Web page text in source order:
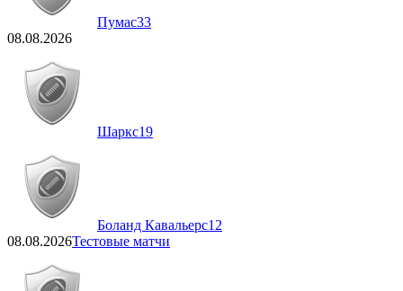
Пумас33
08.08.2026
Шаркс19
Боланд Кавальерс12
08.08.2026Тестовые матчи